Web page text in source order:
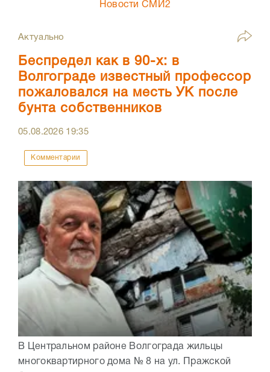
Новости СМИ2
Актуально
Беспредел как в 90-х: в
Волгограде известный профессор
пожаловался на месть УК после
бунта собственников
05.08.2026 19:35
Комментарии
В Центральном районе Волгограда жильцы
многоквартирного дома № 8 на ул. Пражской